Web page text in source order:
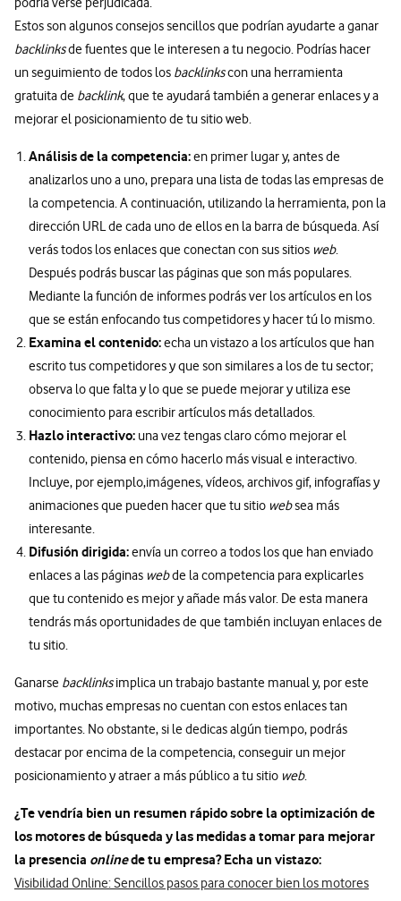
Estos son algunos consejos sencillos que podrían ayudarte a ganar
backlinksde fuentes que le interesen a tu negocio. Podrías hacer
un seguimiento de todos los backlinkscon una herramienta
gratuita de backlink, que te ayudará también a generar enlaces y a
mejorar el posicionamiento de tu sitio web.
Análisis de la competencia:en primer lugar y, antes de
analizarlos uno a uno, prepara una lista de todas las empresas de
la competencia. A continuación, utilizando la herramienta, pon la
dirección URL de cada uno de ellos en la barra de búsqueda. Así
verás todos los enlaces que conectan con sus sitios web.
Después podrás buscar las páginas que son más populares.
Mediante la función de informes podrás ver los artículos en los
que se están enfocando tus competidores y hacer tú lo mismo.
Examina el contenido:echa un vistazo a los artículos que han
escrito tus competidores y que son similares a los de tu sector;
observa lo que falta y lo que se puede mejorar y utiliza ese
conocimiento para escribir artículos más detallados.
Hazlo interactivo: una vez tengas claro cómo mejorar el
contenido, piensa en cómo hacerlo más visual e interactivo.
Incluye, por ejemplo,imágenes, vídeos, archivos gif, infografías y
animaciones que pueden hacer que tu sitio websea más
interesante.
Difusión dirigida:envía un correo a todos los que han enviado
enlaces a las páginas webde la competencia para explicarles
que tu contenido es mejor y añade más valor. De esta manera
tendrás más oportunidades de que también incluyan enlaces de
tu sitio.
Ganarse backlinksimplica un trabajo bastante manual y, por este
motivo, muchas empresas no cuentan con estos enlaces tan
importantes. No obstante, si le dedicas algún tiempo, podrás
destacar por encima de la competencia, conseguir un mejor
posicionamiento y atraer a más público a tu sitio web.
¿Te vendría bien un resumen rápido sobre la optimización de
los motores de búsqueda y las medidas a tomar para mejorar
la presencia onlinede tu empresa? Echa un vistazo:
Visibilidad Online: Sencillos pasos para conocer bien los motores